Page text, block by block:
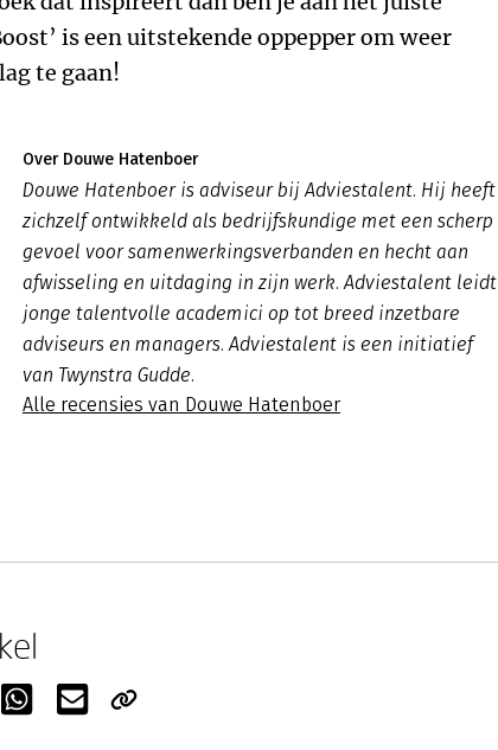
is een uitstekende oppepper om weer
te gaan!
Over Douwe Hatenboer
Douwe Hatenboer is adviseur bij Adviestalent. Hij heeft
zichzelf ontwikkeld als bedrijfskundige met een scherp
gevoel voor samenwerkingsverbanden en hecht aan
afwisseling en uitdaging in zijn werk. Adviestalent leidt
jonge talentvolle academici op tot breed inzetbare
adviseurs en managers. Adviestalent is een initiatief
van Twynstra Gudde.
Alle recensies van Douwe Hatenboer